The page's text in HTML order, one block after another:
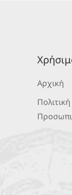
Αρχική